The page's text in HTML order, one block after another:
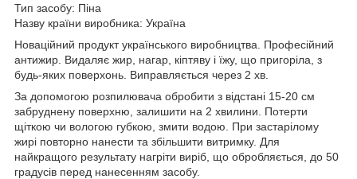
Тип засобу: Піна
Назву країни виробника: Україна
Новаційний продукт українського виробництва. Професійний
антижир. Видаляє жир, нагар, кіптяву і їжу, що пригоріла, з
будь-яких поверхонь. Виправляється через 2 хв.
За допомогою розпилювача обробити з відстані 15-20 см
забруднену поверхню, залишити на 2 хвилини. Потерти
щіткою чи вологою губкою, змити водою. При застарілому
жирі повторно нанести та збільшити витримку. Для
найкращого результату нагріти виріб, що обробляється, до 50
градусів перед нанесенням засобу.